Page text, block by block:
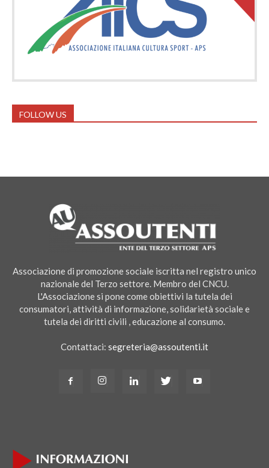
FOLLOW US
Associazione di promozione sociale iscritta nel registro unico
nazionale del Terzo settore. Membro del CNCU.
L'Associazione si pone come obiettivi la tutela dei
consumatori, attività di informazione, solidarietà sociale e
tutela dei diritti civili , educazione al consumo.
Contattaci: segreteria@assoutenti.it